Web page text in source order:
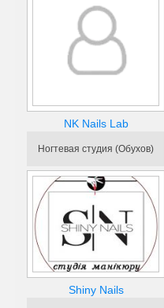
NK Nails Lab
Ногтевая студия (Обухов)
Shiny Nails